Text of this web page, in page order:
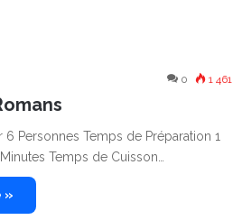
0 1 461
Personnes Temps de Préparation 1
Temps de Cuisson…
»